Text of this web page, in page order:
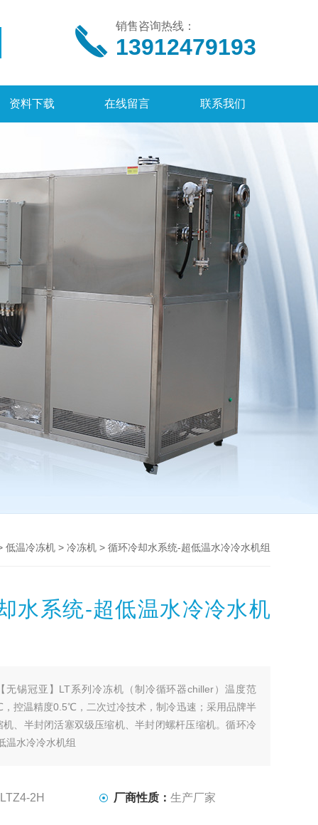
销售咨询热线：
13912479193
资料下载 在线留言 联系我们
低温冷冻机> 冷冻机> 循环冷却水系统-超低温水冷冷水机组
水系统-超低温水冷冷水机
无锡冠亚】LT系列冷冻机（制冷循环器chiller）温度范
控温精度0.5℃，⼆次过冷技术，制冷迅速；采用品牌半
机、半封闭活塞双级压缩机、半封闭螺杆压缩机。循环冷
温水冷冷水机组
LTZ4-2H 厂商性质：生产厂家